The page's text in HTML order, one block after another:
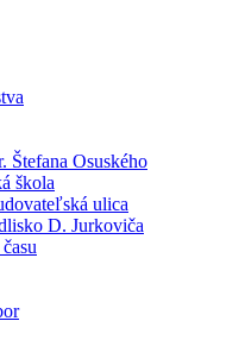
Štefana Osuského
škola
ulica
D. Jurkoviča